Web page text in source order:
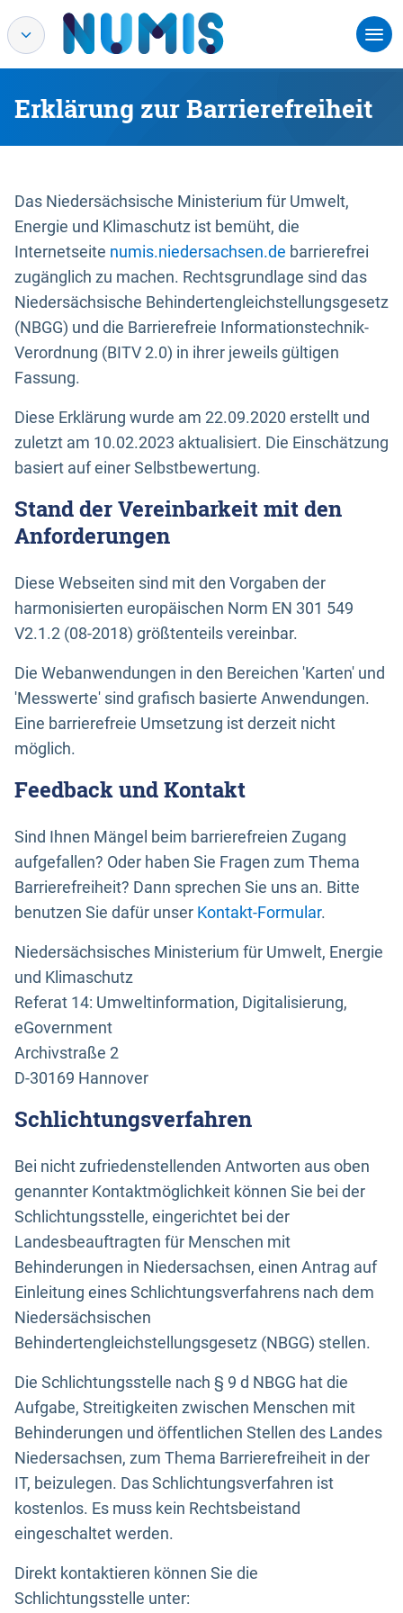
Erklärung zur Barrierefreiheit
Das Niedersächsische Ministerium für Umwelt,
Energie und Klimaschutz ist bemüht, die
Internetseite numis.niedersachsen.de barrierefrei
zugänglich zu machen. Rechtsgrundlage sind das
Niedersächsische Behindertengleichstellungsgesetz
(NBGG) und die Barrierefreie Informationstechnik-
Verordnung (BITV 2.0) in ihrer jeweils gültigen
Fassung.
Diese Erklärung wurde am 22.09.2020 erstellt und
zuletzt am 10.02.2023 aktualisiert. Die Einschätzung
basiert auf einer Selbstbewertung.
Stand der Vereinbarkeit mit den
Anforderungen
Diese Webseiten sind mit den Vorgaben der
harmonisierten europäischen Norm EN 301 549
V2.1.2 (08-2018) größtenteils vereinbar.
Die Webanwendungen in den Bereichen 'Karten' und
'Messwerte' sind grafisch basierte Anwendungen.
Eine barrierefreie Umsetzung ist derzeit nicht
möglich.
Feedback und Kontakt
Sind Ihnen Mängel beim barrierefreien Zugang
aufgefallen? Oder haben Sie Fragen zum Thema
Barrierefreiheit? Dann sprechen Sie uns an. Bitte
benutzen Sie dafür unser Kontakt-Formular.
Niedersächsisches Ministerium für Umwelt, Energie
und Klimaschutz
Referat 14: Umweltinformation, Digitalisierung,
eGovernment
Archivstraße 2
D-30169 Hannover
Schlichtungsverfahren
Bei nicht zufriedenstellenden Antworten aus oben
genannter Kontaktmöglichkeit können Sie bei der
Schlichtungsstelle, eingerichtet bei der
Landesbeauftragten für Menschen mit
Behinderungen in Niedersachsen, einen Antrag auf
Einleitung eines Schlichtungsverfahrens nach dem
Niedersächsischen
Behindertengleichstellungsgesetz (NBGG) stellen.
Die Schlichtungsstelle nach § 9 d NBGG hat die
Aufgabe, Streitigkeiten zwischen Menschen mit
Behinderungen und öffentlichen Stellen des Landes
Niedersachsen, zum Thema Barrierefreiheit in der
IT, beizulegen. Das Schlichtungsverfahren ist
kostenlos. Es muss kein Rechtsbeistand
eingeschaltet werden.
Direkt kontaktieren können Sie die
Schlichtungsstelle unter: